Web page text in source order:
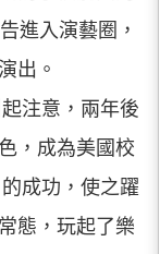
進入演藝圈，
出。
注意，兩年後
，成為美國校
的成功，使之躍
態，玩起了樂